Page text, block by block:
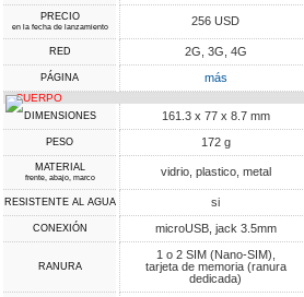
PRECIO
en la fecha de lanzamiento 256 USD
RED 2G, 3G, 4G
PÁGINA más
CUERPO
DIMENSIONES 161.3 x 77 x 8.7 mm
PESO 172 g
MATERIAL
frente, abajo, marco vidrio, plastico, metal
RESISTENTE AL AGUA si
CONEXIÓN microUSB, jack 3.5mm
RANURA
1 o 2 SIM (Nano-SIM),
tarjeta de memoria (ranura
dedicada)